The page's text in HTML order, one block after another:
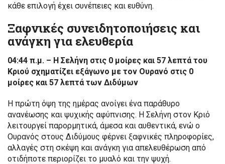
κάθε επιλογή έχει συνέπειες και ευθύνη.
Ξαφνικές συνειδητοποιήσεις και
ανάγκη για ελευθερία
04:44 π.μ. – Η Σελήνη στις 0 μοίρες και 57 λεπτά του
Κριού σχηματίζει εξάγωνο με τον Ουρανό στις 0
μοίρες και 57 λεπτά των Διδύμων
Η πρώτη όψη της ημέρας ανοίγει ένα παράθυρο
ανανέωσης και ψυχικής αφύπνισης. Η Σελήνη στον Κριό
λειτουργεί παρορμητικά, άμεσα και αυθεντικά, ενώ ο
Ουρανός στους Διδύμους φέρνει ξαφνικές πληροφορίες,
αλλαγές στη σκέψη και ανάγκη για απελευθέρωση από
οτιδήποτε περιορίζει το μυαλό και την ψυχή.